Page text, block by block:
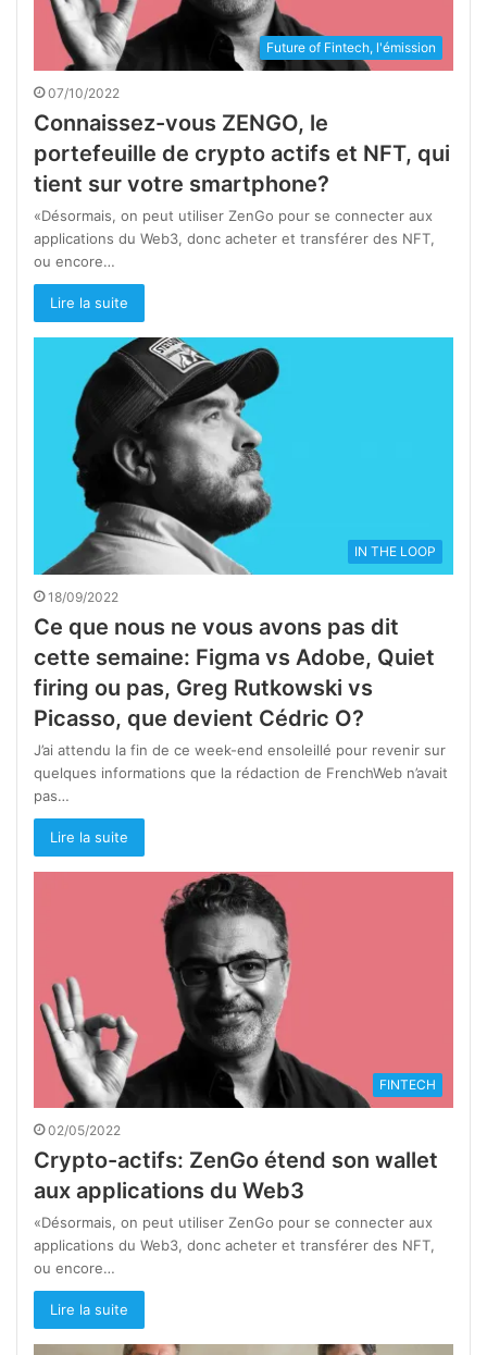
Future of Fintech, l'émission
07/10/2022
Connaissez-vous ZENGO, le
portefeuille de crypto actifs et NFT, qui
tient sur votre smartphone?
«Désormais, on peut utiliser ZenGo pour se connecter aux
applications du Web3, donc acheter et transférer des NFT,
ou encore…
Lire la suite
IN THE LOOP
18/09/2022
Ce que nous ne vous avons pas dit
cette semaine: Figma vs Adobe, Quiet
firing ou pas, Greg Rutkowski vs
Picasso, que devient Cédric O?
J’ai attendu la fin de ce week-end ensoleillé pour revenir sur
quelques informations que la rédaction de FrenchWeb n’avait
pas…
Lire la suite
FINTECH
02/05/2022
Crypto-actifs: ZenGo étend son wallet
aux applications du Web3
«Désormais, on peut utiliser ZenGo pour se connecter aux
applications du Web3, donc acheter et transférer des NFT,
ou encore…
Lire la suite